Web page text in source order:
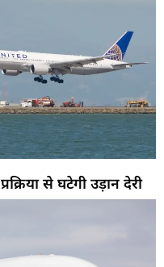
से घटेगी उड़ान देरी